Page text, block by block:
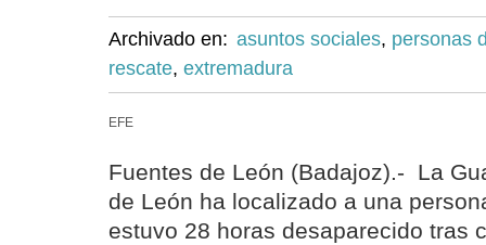
Archivado en: asuntos sociales, personas
rescate, extremadura
EFE
Fuentes de León (Badajoz).- La
de León ha localizado a una
estuvo 28 horas desaparecido tras